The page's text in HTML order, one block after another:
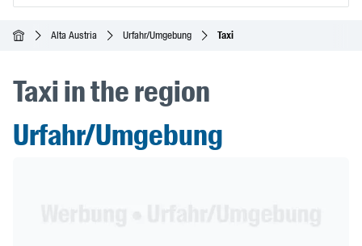
Inicio Alta Austria Urfahr/Umgebung Taxi
Taxi in the region
Urfahr/Umgebung